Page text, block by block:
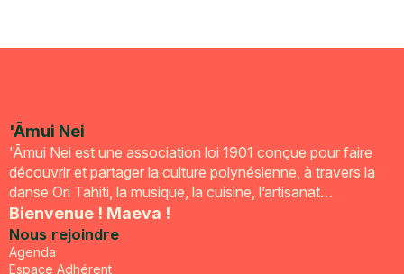
'Āmui Nei
'Āmui Nei est une association loi 1901 conçue pour faire
découvrir et partager la culture polynésienne, à travers la
danse Ori Tahiti, la musique, la cuisine, l’artisanat…
Bienvenue ! Maeva !
Nous rejoindre
Agenda
Espace Adhérent